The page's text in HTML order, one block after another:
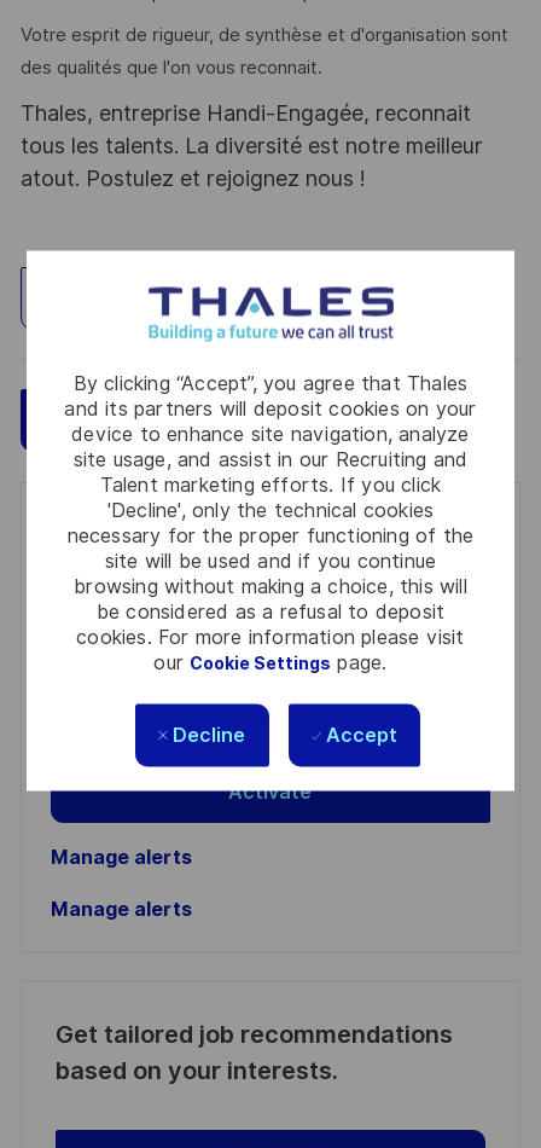
By clicking “Accept”, you agree that Thales
and its partners will deposit cookies on your
device to enhance site navigation, analyze
site usage, and assist in our Recruiting and
Talent marketing efforts. If you click
'Decline', only the technical cookies
necessary for the proper functioning of the
site will be used and if you continue
browsing without making a choice, this will
be considered as a refusal to deposit
cookies. For more information please visit
our Cookie Settings page.
Decline Accept
Votre esprit de rigueur, de synthèse et d'organisation sont
des qualités que l'on vous reconnait.
Thales, entreprise Handi-Engagée, reconnait
tous les talents. La diversité est notre meilleur
atout. Postulez et rejoignez nous !
Explore Location
Apply Now Save
Get notified for similar jobs
You'll receive updates once a week
Review and agree to the terms of processing
personal information
Activate
Manage alerts
Manage alerts
Get tailored job recommendations
based on your interests.